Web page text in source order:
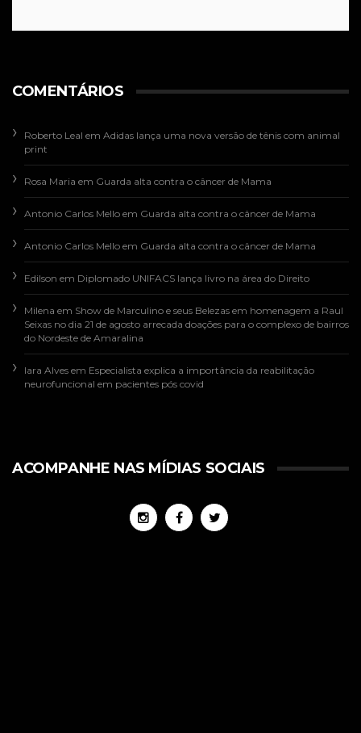
COMENTÁRIOS
Roberto Leal em Adidas lança uma nova versão de tênis com animal
print
Rosa Maria em Guarda alta contra o câncer de Mama
Antonio Carlos Mello em Guarda alta contra o câncer de Mama
Antonio Carlos Mello em Guarda alta contra o câncer de Mama
Edilson em Diplomado UNIFACS lança livro na área do Direito
Milena em Show de Marculino e seus Belezas em homenagem a Raul
Seixas no dia 21 de agosto arrecada doações para o complexo de bairros
do Nordeste de Amaralina
Iara Alves em Especialista explica a importância da reabilitação
neurofuncional em pacientes pós covid
ACOMPANHE NAS MÍDIAS SOCIAIS